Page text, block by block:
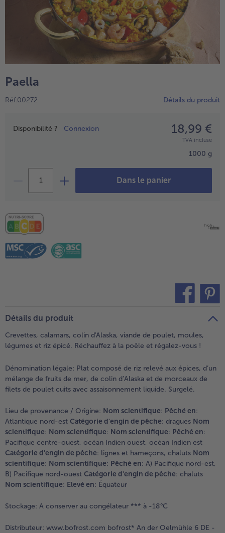
Paella
Réf.00272 Détails du produit
Prix
Disponibilité ? Connexion 18,99 €
TVA incluse
1000 g
Dans le panier
Détails du produit
Crevettes, calamars, colin d'Alaska, viande de poulet, moules,
légumes et riz épicé. Réchauffez à la poêle et régalez-vous !
Dénomination légale: Plat composé de riz relevé aux épices, d’un
mélange de fruits de mer, de colin d’Alaska et de morceaux de
filets de poulet cuits avec assaisonnement liquide. Surgelé.
Lieu de provenance / Origine: Nom scientifique: Pêché en:
Atlantique nord-est Catégorie d'engin de pêche: dragues Nom
scientifique: Nom scientifique: Nom scientifique: Pêché en:
Pacifique centre-ouest, océan Indien ouest, océan Indien est
Catégorie d'engin de pêche: lignes et hameçons, chaluts Nom
scientifique: Nom scientifique: Pêché en: A) Pacifique nord-est,
B) Pacifique nord-ouest Catégorie d'engin de pêche: chaluts
Nom scientifique: Elevé en: Équateur
Stockage: A conserver au congélateur *** à -18°C
Distributeur: www.bofrost.com bofrost* An der Oelmühle 6 DE -